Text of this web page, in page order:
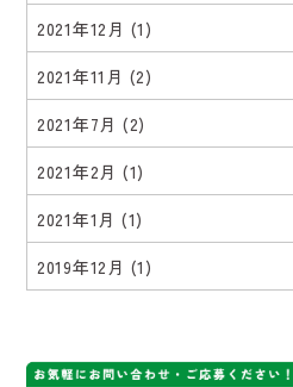
2021年12月 (1)
2021年11月 (2)
2021年7月 (2)
2021年2月 (1)
2021年1月 (1)
2019年12月 (1)